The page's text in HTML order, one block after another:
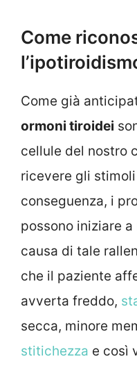
Come
Come già
ormoni tiroidei
cellule del nostro
ricevere gli
conseguenza, i
possono iniziare
causa di tale
che il paziente
avverta freddo,
secca, minore
stitichezza e così